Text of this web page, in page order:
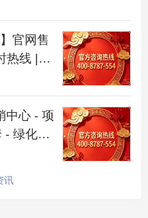
规划的湖西未来潜力、
套真正响应新规
、充满
仅是一个住所，更是你
品味的生活主场，是理
8800-736（优先）；
信同号），中介勿扰，
惠
官网售
热线 |_2
-@
@2026
中心 - 项
- 绿化率
房 -@
讯